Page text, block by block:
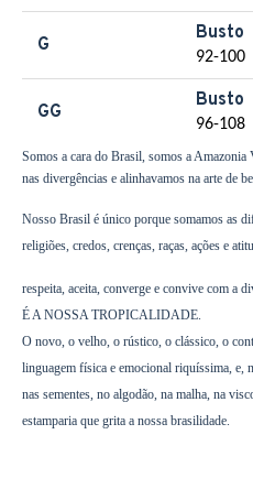
G
Busto
92-100
GG
Busto
96-108
Somos a cara do Brasil, somos a
nas divergências e alinhavamos na arte de
Nosso Brasil é único porque somamos as
religiões, credos, crenças, raças, ações e
respeita, aceita, converge e convive com a
É A NOSSA TROPICALIDADE.
O novo, o velho, o rústico, o clássico, o
linguagem física e emocional riquíssima, e,
nas sementes, no algodão, na malha, na
estamparia que grita a nossa brasilidade.